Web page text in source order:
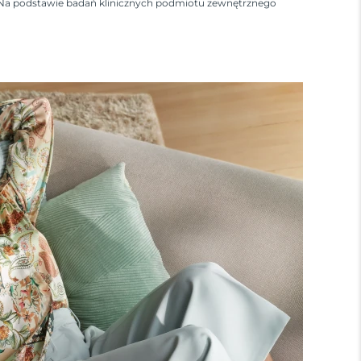
podstawie badań klinicznych podmiotu zewnętrznego